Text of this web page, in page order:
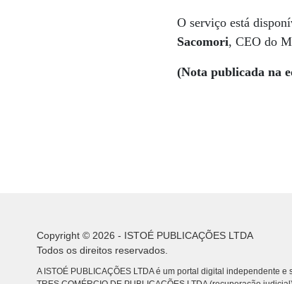
O serviço está
Sacomori, CEO do
(Nota publicada na
Copyright © 2026 - ISTOÉ PUBLICAÇÕES LTDA
Todos os direitos reservados.
A ISTOÉ PUBLICAÇÕES LTDA é um portal digital independente